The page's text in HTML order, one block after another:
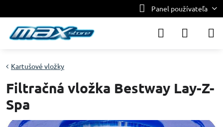
Panel používateľa
Kartušové vložky
Filtračná vložka Bestway Lay-Z-
Spa